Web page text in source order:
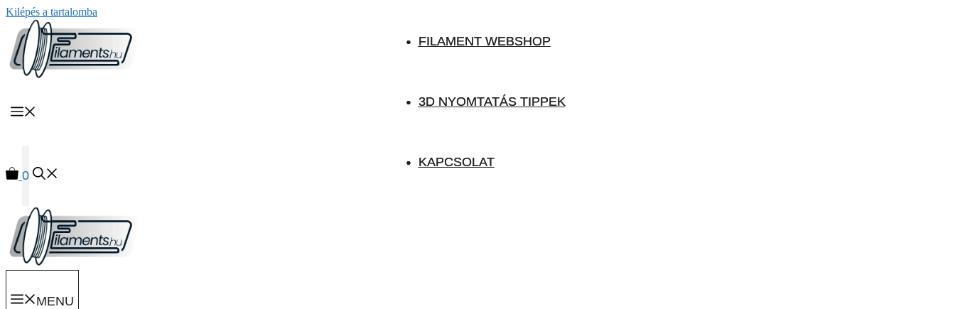
Kilépés a tartalomba
FILAMENT WEBSHOP
3D NYOMTATÁS TIPPEK
KAPCSOLAT
0
MENU
FILAMENT WEBSHOP
3D NYOMTATÁS TIPPEK
KAPCSOLAT